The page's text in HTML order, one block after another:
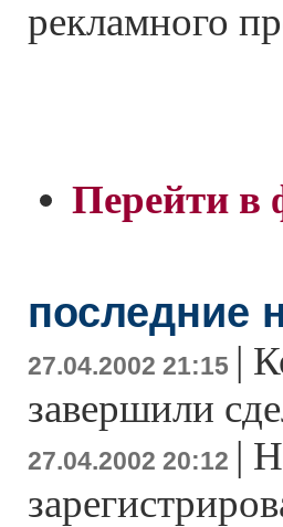
рекламного
Перейти в
последние
27.04.2002 21:15 |
завершили
27.04.2002 20:12 |